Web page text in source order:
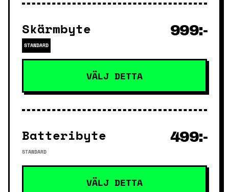
Skärmbyte
STANDARD
999:-
VÄLJ DETTA
Batteribyte
STANDARD
499:-
VÄLJ DETTA